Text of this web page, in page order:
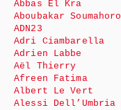
Abbas El Kra
Aboubakar Soumahoro
ADN23
Adri Ciambarella
Adrien Labbe
Aël Thierry
Afreen Fatima
Albert Le Vert
Alessi Dell’Umbria